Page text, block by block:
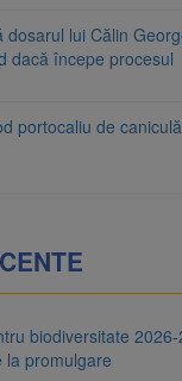
lui Călin
dacă începe procesul
portocaliu de
biodiversitate
la promulgare